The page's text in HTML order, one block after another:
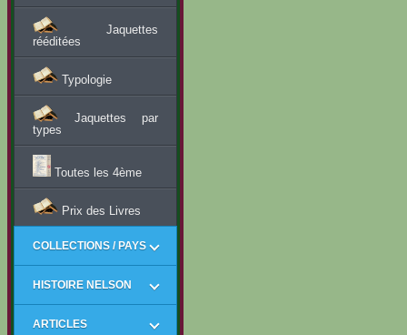
Jaquettes
rééditées
Typologie
Jaquettes par
types
Toutes les 4ème
Prix des Livres
COLLECTIONS / PAYS
HISTOIRE NELSON
ARTICLES